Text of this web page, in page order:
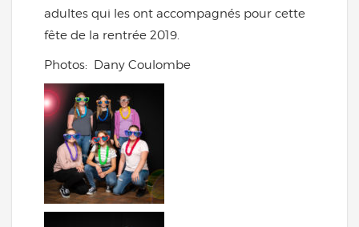
adultes qui les ont accompagnés pour cette
fête de la rentrée 2019.
Photos: Dany Coulombe